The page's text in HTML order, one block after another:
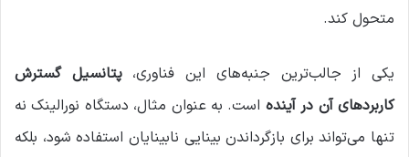
متحول کند.
یکی از جالب‌ترین جنبه‌های این فناوری،پتانسیل گسترش
کاربردهای آن در آینده است. به عنوان مثال، دستگاه نورالینک نه
تنها می‌تواند برای بازگرداندن بینایی نابینایان استفاده شود، بلکه